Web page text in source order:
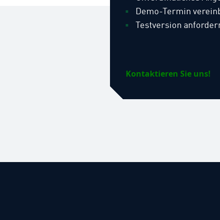
Demo-Termin
Testversion
Kontaktieren Sie uns!